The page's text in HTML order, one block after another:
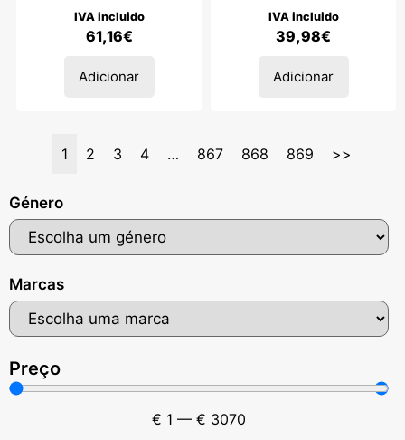
Género
Marcas
Preço
€ 1 — € 3070
61,16€
IVA incluido
Adicionar
39,98€
IVA incluido
Adicionar
1 2 3 4 … 867 868 869 >>